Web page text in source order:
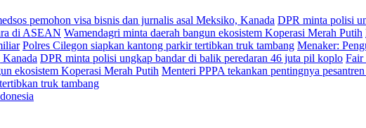
pemohon visa bisnis dan jurnalis asal Meksiko, Kanada DPR minta polisi
di ASEAN Wamendagri minta daerah bangun ekosistem Koperasi Merah Putih
Polres Cilegon siapkan kantong parkir tertibkan truk tambang Menaker:
DPR minta polisi ungkap bandar di balik peredaran 46 juta pil koplo Fair
ekosistem Koperasi Merah Putih Menteri PPPA tekankan pentingnya
truk tambang